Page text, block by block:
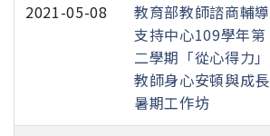
2021-05-08
教育部教師諮商輔導
支持中心109學年第
二學期「從心得力」
教師身心安頓與成長
暑期工作坊